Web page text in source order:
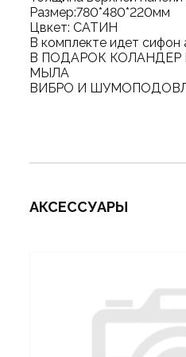
Размер:780*480*220мм
Цвкет: САТИН
В комплекте идет сифон
В ПОДАРОК КОЛАНДЕР
МЫЛА
ВИБРО И
АКСЕССУАРЫ